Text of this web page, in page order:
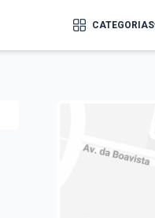
CATEGORIAS